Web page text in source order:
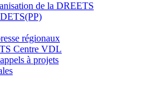
de la DREETS
régionaux
Centre VDL
à projets